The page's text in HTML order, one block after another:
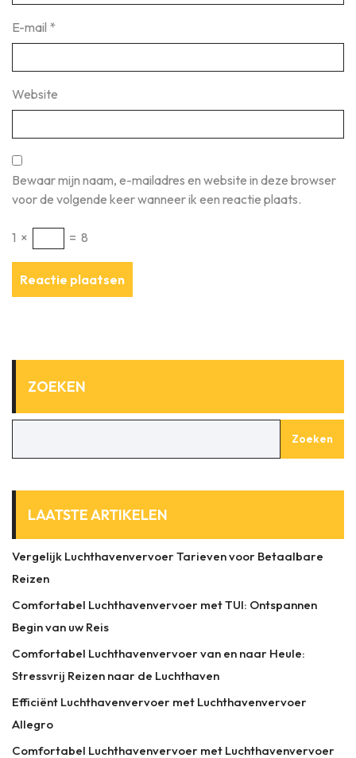
E-mail *
Website
Bewaar mijn naam, e-mailadres en website in deze browser
voor de volgende keer wanneer ik een reactie plaats.
1 × = 8
ZOEKEN
Zoeken
LAATSTE ARTIKELEN
Vergelijk Luchthavenvervoer Tarieven voor Betaalbare
Reizen
Comfortabel Luchthavenvervoer met TUI: Ontspannen
Begin van uw Reis
Comfortabel Luchthavenvervoer van en naar Heule:
Stressvrij Reizen naar de Luchthaven
Efficiënt Luchthavenvervoer met Luchthavenvervoer
Allegro
Comfortabel Luchthavenvervoer met Luchthavenvervoer